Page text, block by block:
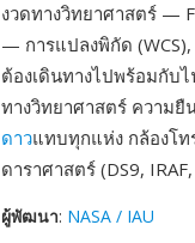
งวดทางวิทยาศาสตร์ —
— การแปลงพิกัด
ต้องเดินทางไปพร้อมกับ
ทางวิทยาศาสตร์ ความ
ดาวแทบทุกแห่ง กล้องโท
ดาราศาสตร์ (DS9,
ผู้พัฒนา: NASA / IAU